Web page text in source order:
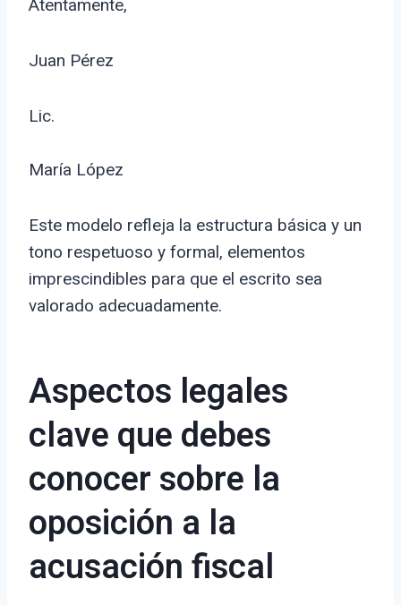
Atentamente,
Juan Pérez
Lic.
María López
Este modelo refleja la estructura básica y un
tono respetuoso y formal, elementos
imprescindibles para que el escrito sea
valorado adecuadamente.
Aspectos legales
clave que debes
conocer sobre la
oposición a la
acusación fiscal